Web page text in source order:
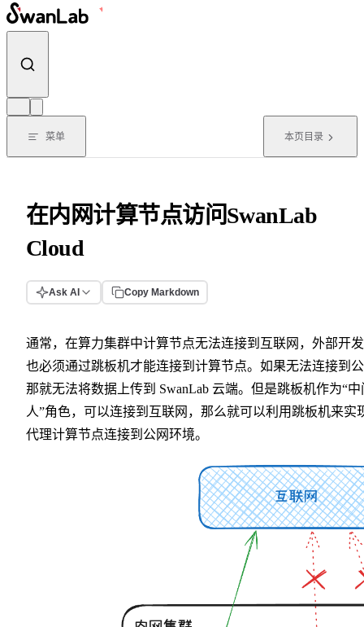
跳转到内容
菜单 本页目录
在内网计算节点访问SwanLab
Cloud
Ask AI Copy Markdown
通常，在算力集群中计算节点无法连接到互联网，外部开
也必须通过跳板机才能连接到计算节点。如果无法连接到
那就无法将数据上传到 SwanLab 云端。但是跳板机作为“中
人”角色，可以连接到互联网，那么就可以利用跳板机来实
代理计算节点连接到公网环境。